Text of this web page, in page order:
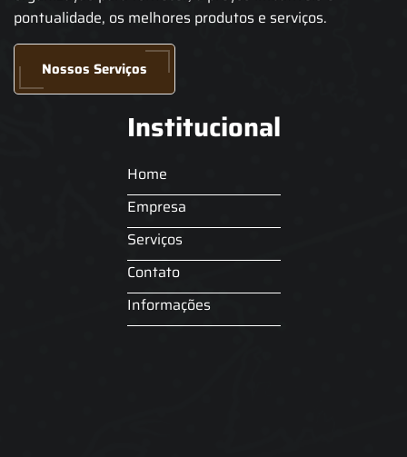
pontualidade, os melhores produtos e serviços.
Nossos Serviços
Institucional
Home
Empresa
Serviços
Contato
Informações